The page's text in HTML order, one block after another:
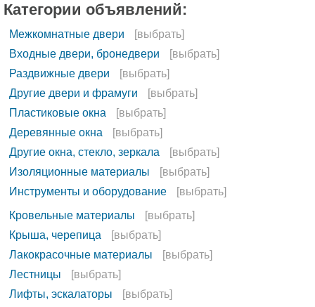
Категории объявлений:
Межкомнатные двери
[выбрать]
Входные двери, бронедвери
[выбрать]
Раздвижные двери
[выбрать]
Другие двери и фрамуги
[выбрать]
Пластиковые окна
[выбрать]
Деревянные окна
[выбрать]
Другие окна, стекло, зеркала
[выбрать]
Изоляционные материалы
[выбрать]
Инструменты и оборудование
[выбрать]
Кровельные материалы
[выбрать]
Крыша, черепица
[выбрать]
Лакокрасочные материалы
[выбрать]
Лестницы
[выбрать]
Лифты, эскалаторы
[выбрать]